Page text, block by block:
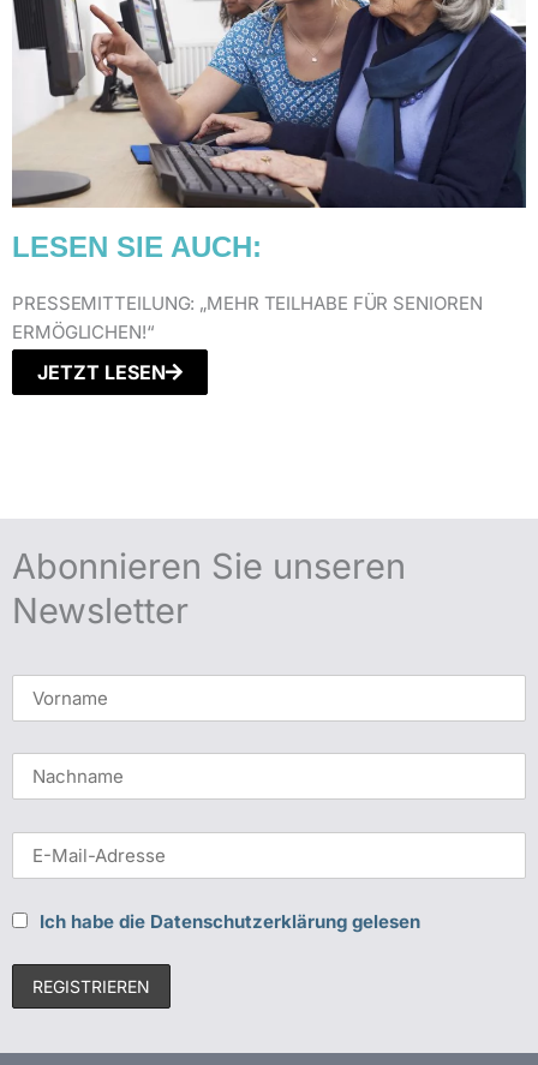
LESEN SIE AUCH:
PRESSEMITTEILUNG: „MEHR TEILHABE FÜR SENIOREN
ERMÖGLICHEN!“
JETZT LESEN
Abonnieren Sie unseren
Newsletter
Ich habe die Datenschutzerklärung gelesen